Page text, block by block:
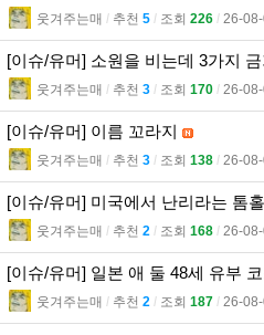
웃겨주는매 l 추천 5 l 조회 226 l 26-
[이슈/유머] 소원을 비는데 3가지
웃겨주는매 l 추천 3 l 조회 170 l 26-
[이슈/유머] 이름 꼬라지
웃겨주는매 l 추천 3 l 조회 138 l 26-
[이슈/유머] 미국에서 난리라는 톰
웃겨주는매 l 추천 2 l 조회 168 l 26-
[이슈/유머] 일본 애 둘 48세 유부
웃겨주는매 l 추천 2 l 조회 187 l 26-